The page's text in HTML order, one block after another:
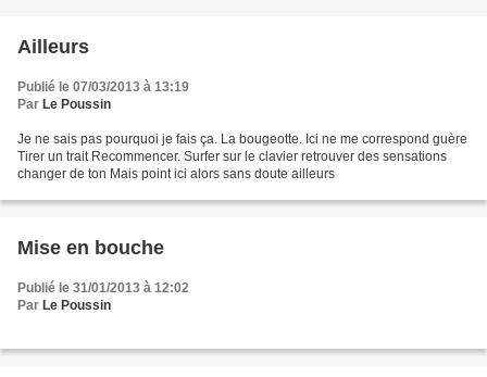
Ailleurs
Publié le 07/03/2013 à 13:19
Par Le Poussin
Je ne sais pas pourquoi je fais ça. La bougeotte. Ici ne me correspond guère
Tirer un trait Recommencer. Surfer sur le clavier retrouver des sensations
changer de ton Mais point ici alors sans doute ailleurs
Mise en bouche
Publié le 31/01/2013 à 12:02
Par Le Poussin